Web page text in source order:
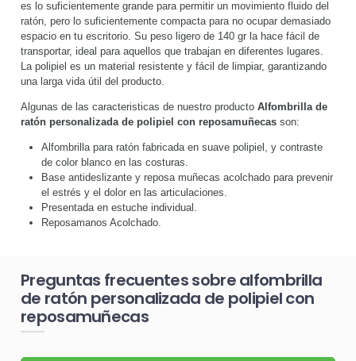
es lo suficientemente grande para permitir un movimiento fluido del
ratón, pero lo suficientemente compacta para no ocupar demasiado
espacio en tu escritorio. Su peso ligero de 140 gr la hace fácil de
transportar, ideal para aquellos que trabajan en diferentes lugares.
La polipiel es un material resistente y fácil de limpiar, garantizando
una larga vida útil del producto.
Algunas de las caracteristicas de nuestro producto Alfombrilla de
ratón personalizada de polipiel con reposamuñecas son:
Alfombrilla para ratón fabricada en suave polipiel, y contraste
de color blanco en las costuras.
Base antideslizante y reposa muñecas acolchado para prevenir
el estrés y el dolor en las articulaciones.
Presentada en estuche individual.
Reposamanos Acolchado.
Preguntas frecuentes sobre alfombrilla
de ratón personalizada de polipiel con
reposamuñecas